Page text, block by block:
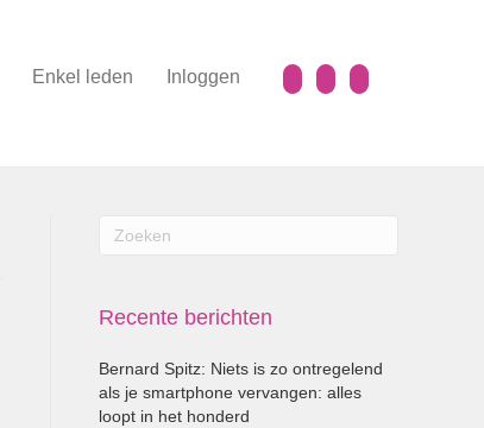
Enkel leden Inloggen
Recente berichten
Bernard Spitz: Niets is zo ontregelend
als je smartphone vervangen: alles
loopt in het honderd